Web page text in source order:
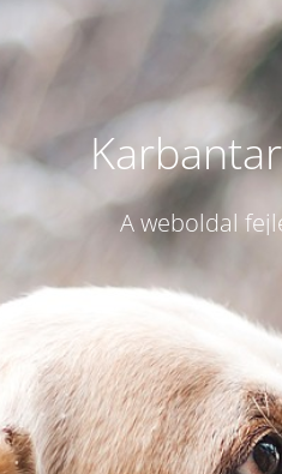
A weboldal